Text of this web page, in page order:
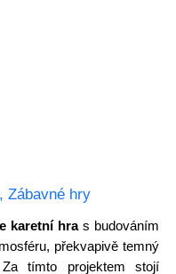
Zábavné hry
karetní hras budováním
překvapivě temný
tímto projektem stojí